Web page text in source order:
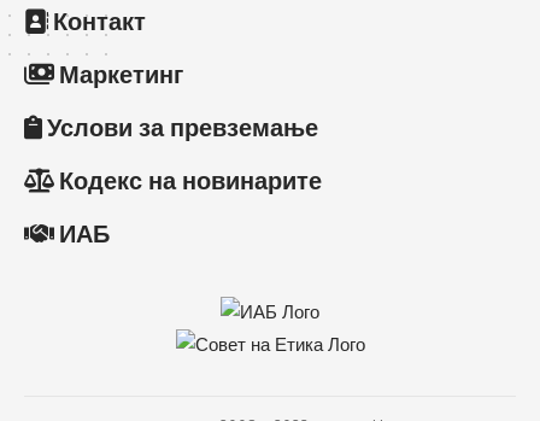
Контакт
Маркетинг
Услови за превземање
Кодекс на новинарите
ИАБ